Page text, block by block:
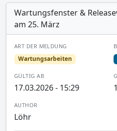
Wartungsfenster &
am 25. März
ART DER MELDUNG
Wartungsarbeiten
GÜLTIG AB
17.03.2026 - 15:29
AUTHOR
Löhr